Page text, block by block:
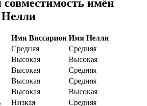
совместимость имён
Нелли
Имя Виссарион Имя Нелли
Средняя
Средняя
Высокая
Высокая
Высокая
Средняя
Высокая
Средняя
Высокая
Высокая
Низкая Средняя